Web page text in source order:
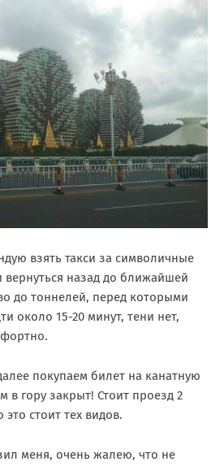
взять такси за символичные
назад до ближайшей
до тоннелей, перед которыми
около 15-20 минут, тени нет,
покупаем билет на канатную
в гору закрыт! Стоит проезд 2
стоит тех видов.
меня, очень жалею, что не